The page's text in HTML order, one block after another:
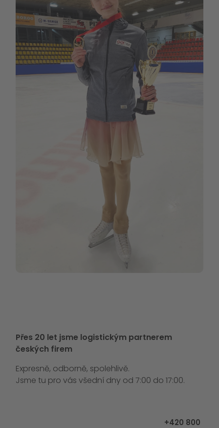
Přes 20 let jsme logistickým partnerem
českých firem
Expresně, odborně, spolehlivě.
Jsme tu pro vás všední dny od 7:00 do 17:00.
+420 800